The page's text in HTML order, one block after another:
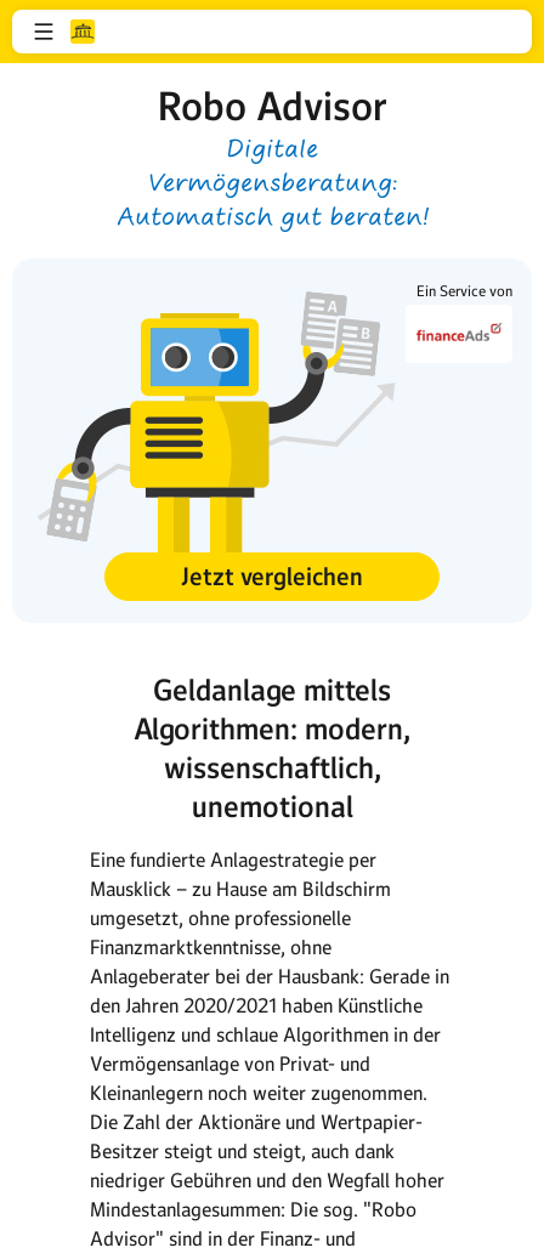
Robo Advisor
Digitale
Vermögensberatung:
Automatisch gut beraten!
Ein Service von
Jetzt vergleichen
Geldanlage mittels
Algorithmen: modern,
wissenschaftlich,
unemotional
Eine fundierte Anlagestrategie per
Mausklick – zu Hause am Bildschirm
umgesetzt, ohne professionelle
Finanzmarktkenntnisse, ohne
Anlageberater bei der Hausbank: Gerade in
den Jahren 2020/2021 haben Künstliche
Intelligenz und schlaue Algorithmen in der
Vermögensanlage von Privat- und
Kleinanlegern noch weiter zugenommen.
Die Zahl der Aktionäre und Wertpapier-
Besitzer steigt und steigt, auch dank
niedriger Gebühren und den Wegfall hoher
Mindestanlagesummen: Die sog. "Robo
Advisor" sind in der Finanz- und